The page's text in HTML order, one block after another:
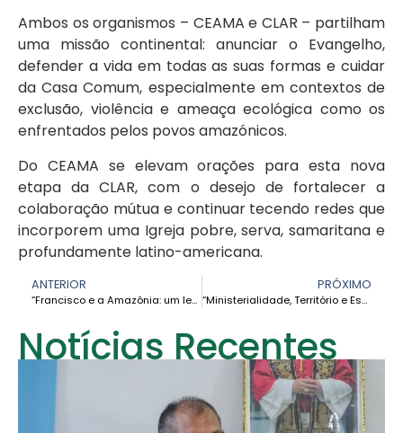
Ambos os organismos – CEAMA e CLAR – partilham
uma missão continental: anunciar o Evangelho,
defender a vida em todas as suas formas e cuidar
da Casa Comum, especialmente em contextos de
exclusão, violência e ameaça ecológica como os
enfrentados pelos povos amazónicos.
Do CEAMA se elevam orações para esta nova
etapa da CLAR, com o desejo de fortalecer a
colaboração mútua e continuar tecendo redes que
incorporem uma Igreja pobre, serva, samaritana e
profundamente latino-americana.
ANTERIOR
“Francisco e a Amazônia: um legado que transformou a Igreja desde a periferia”
PRÓXIMO
“Ministerialidade, Território e Esperança: A Amazônia e o Legado do Papa Francisco”
Notícias Recentes